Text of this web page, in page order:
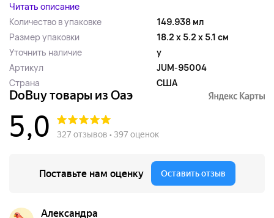
Читать описание
Количество в упаковке
149.938 мл
Размер упаковки
18.2 x 5.2 x 5.1 см
Уточнить наличие
y
Артикул
JUM-95004
Страна
США